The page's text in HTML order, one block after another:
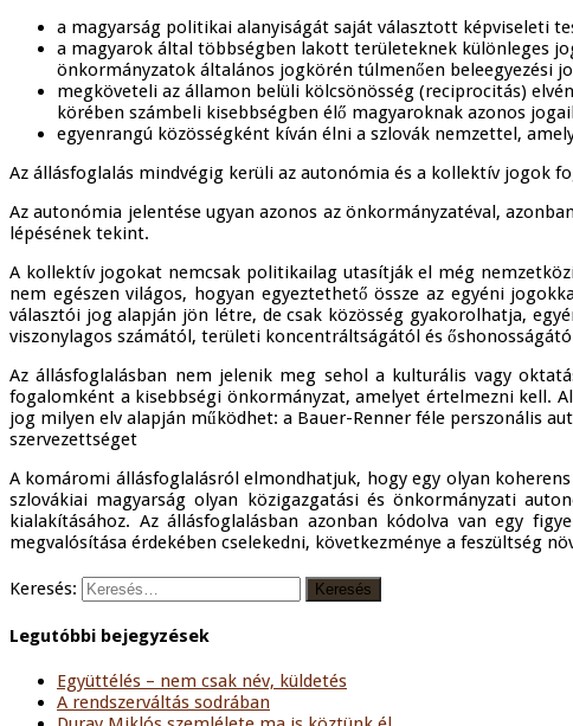
a magyarság politikai alanyiságát saját választott képviseleti
a magyarok által többségben lakott területeknek különleges
önkormányzatok általános jogkörén túlmenően beleegyezési
megköveteli az államon belüli kölcsönösség (reciprocitás)
körében számbeli kisebbségben élő magyaroknak azonos
egyenrangú közösségként kíván élni a szlovák nemzettel,
Az állásfoglalás mindvégig kerüli az autonómia és a kollektív jogok
Az autonómia jelentése ugyan azonos az önkormányzatéval,
lépésének tekint.
A kollektív jogokat nemcsak politikailag utasítják el még
nem egészen világos, hogyan egyeztethető össze az egyéni
választói jog alapján jön létre, de csak közösség gyakorolhatja,
viszonylagos számától, területi koncentráltságától és
Az állásfoglalásban nem jelenik meg sehol a kulturális vagy
fogalomként a kisebbségi önkormányzat, amelyet értelmezni kell.
jog milyen elv alapján működhet: a Bauer-Renner féle perszonális
szervezettséget
A komáromi állásfoglalásról elmondhatjuk, hogy egy olyan
szlovákiai magyarság olyan közigazgatási és önkormányzati
kialakításához. Az állásfoglalásban azonban kódolva van egy
megvalósítása érdekében cselekedni, következménye a feszültség
Keresés:
Legutóbbi bejegyzések
Együttélés – nem csak név, küldetés
A rendszerváltás sodrában